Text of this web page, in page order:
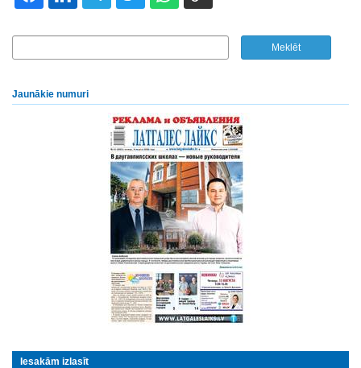
Jaunākie numuri
Iesakām izlasīt